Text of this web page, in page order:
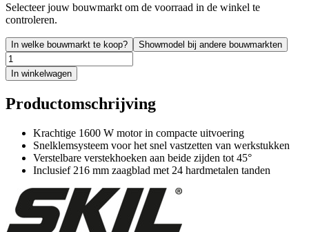
Selecteer jouw bouwmarkt om de voorraad in de winkel te
controleren.
In welke bouwmarkt te koop? Showmodel bij andere bouwmarkten
In winkelwagen
Productomschrijving
Krachtige 1600 W motor in compacte uitvoering
Snelklemsysteem voor het snel vastzetten van werkstukken
Verstelbare verstekhoeken aan beide zijden tot 45°
Inclusief 216 mm zaagblad met 24 hardmetalen tanden